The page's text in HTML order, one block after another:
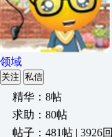
领域
关注 私信
精华：8帖
求助：80帖
帖子：481帖 | 3926回